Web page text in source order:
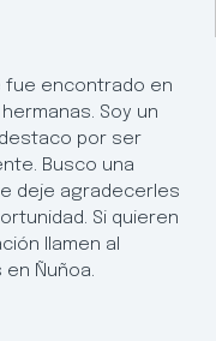
fue encontrado en
Soy un
por ser
Busco una
deje agradecerles
Si quieren
llamen al
en Ñuñoa.